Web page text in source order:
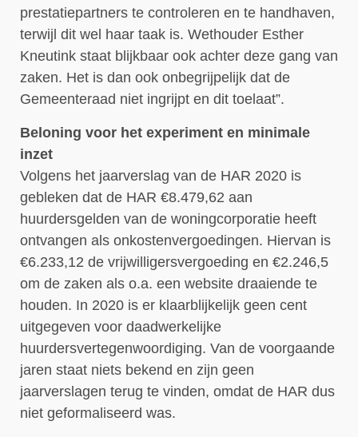
prestatiepartners te controleren en te handhaven,
terwijl dit wel haar taak is. Wethouder Esther
Kneutink staat blijkbaar ook achter deze gang van
zaken. Het is dan ook onbegrijpelijk dat de
Gemeenteraad niet ingrijpt en dit toelaat”.
Beloning voor het experiment en minimale
inzet
Volgens het jaarverslag van de HAR 2020 is
gebleken dat de HAR €8.479,62 aan
huurdersgelden van de woningcorporatie heeft
ontvangen als onkostenvergoedingen. Hiervan is
€6.233,12 de vrijwilligersvergoeding en €2.246,5
om de zaken als o.a. een website draaiende te
houden. In 2020 is er klaarblijkelijk geen cent
uitgegeven voor daadwerkelijke
huurdersvertegenwoordiging. Van de voorgaande
jaren staat niets bekend en zijn geen
jaarverslagen terug te vinden, omdat de HAR dus
niet geformaliseerd was.